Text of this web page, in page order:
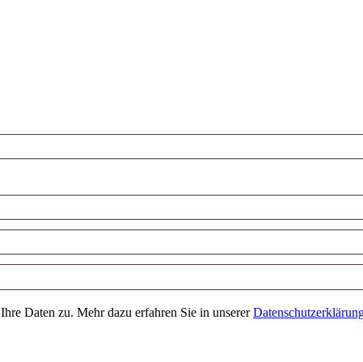
Daten zu. Mehr dazu erfahren Sie in unserer